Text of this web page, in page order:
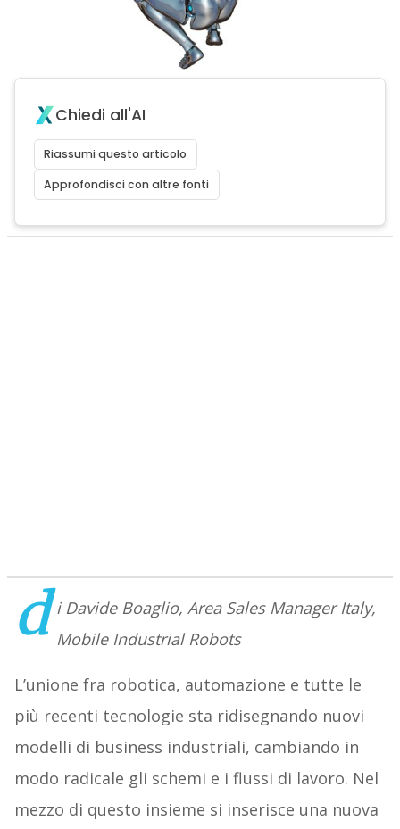
Chiedi all'AI
Riassumi questo articolo
Approfondisci con altre fonti
d i Davide Boaglio, Area Sales Manager Italy,
Mobile Industrial Robots
L’unione fra robotica, automazione e tutte le
più recenti tecnologie sta ridisegnando nuovi
modelli di business industriali, cambiando in
modo radicale gli schemi e i flussi di lavoro. Nel
mezzo di questo insieme si inserisce una nuova